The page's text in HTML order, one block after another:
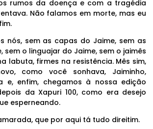
rumos da doença e com a tragédia
Não falamos em morte, mas eu
nós, sem as capas do Jaime, sem as
sem o linguajar do Jaime, sem o jaimês
labuta, firmes na resistência. Mês sim,
como você sonhava, Jaiminho,
e, enfim, chegamos à nossa edição
da Xapuri 100, como era desejo
esperneando.
que por aqui tá tudo direitim.